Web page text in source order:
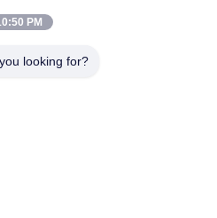
मशीन के साथ धातु लेजर वेल्डिंग मशीन
PM
looking for?